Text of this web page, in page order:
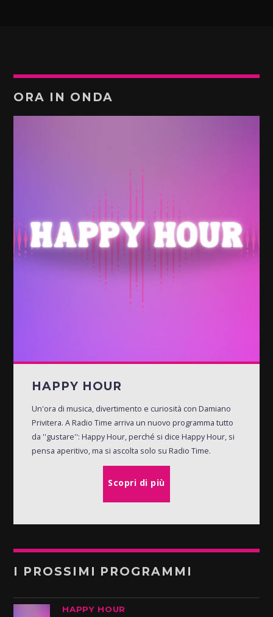
ORA IN ONDA
HAPPY HOUR
Un'ora di musica, divertimento e curiosità con Damiano
Privitera. A Radio Time arriva un nuovo programma tutto
da ''gustare'': Happy Hour, perché si dice Happy Hour, si
pensa aperitivo, ma si ascolta solo su Radio Time.
Scopri di più
I PROSSIMI PROGRAMMI
HAPPY HOUR